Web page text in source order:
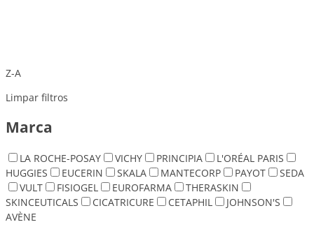
Z-A
Limpar filtros
Marca
LA ROCHE-POSAY VICHY PRINCIPIA
L'ORÉAL PARIS
HUGGIES
EUCERIN SKALA MANTECORP PAYOT
SEDA
VULT
FISIOGEL EUROFARMA
THERASKIN
SKINCEUTICALS
CICATRICURE CETAPHIL
JOHNSON'S
AVÈNE